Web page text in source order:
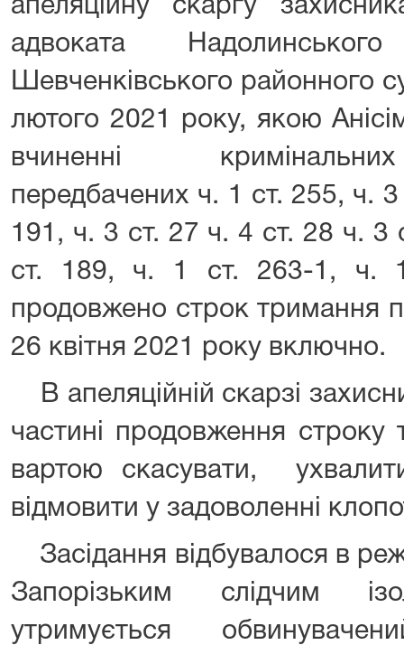
апеляційну скаргу
адвоката
Шевченківського районного
лютого 2021 року, якою
вчиненні
передбачених ч. 1 ст. 255, ч.
191, ч. 3 ст. 27 ч. 4 ст. 28 ч. 3
ст. 189, ч. 1 ст. 263-1, ч.
продовжено строк тримання
26 квітня 2021 року включно.
В апеляційній скарзі
частині продовження строку
вартою скасувати,
відмовити у задоволенні
Засідання відбувалося в
Запорізьким слідчим
утримується